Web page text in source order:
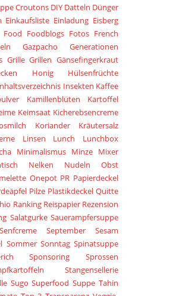
Croutons DIY Datteln Dünger
Einkaufsliste Einladung Eisberg
Food Foodblogs Fotos French
Gazpacho
Generationen
Grille Grillen Gänsefingerkraut
Honig
Hülsenfrüchte
Insekten Kaffee
Kamillenblüten
Kartoffel
Keimsaat Kicherebsencreme
Koriander
Kräutersalz
Linsen Lunch
Lunchbox
Minimalismus Minze Mixer
Nelken Nudeln
Obst
Onepot PR Papierdeckel
Pilze Plastikdeckel Quitte
Ranking Reispapier Rezension
Salatgurke Sauerampfersuppe
Senfcreme September
Sesam
Sommer Sonntag Spinatsuppe
Sponsoring
Sprossen
Stangensellerie
Sugo Superfood Suppe Tahin